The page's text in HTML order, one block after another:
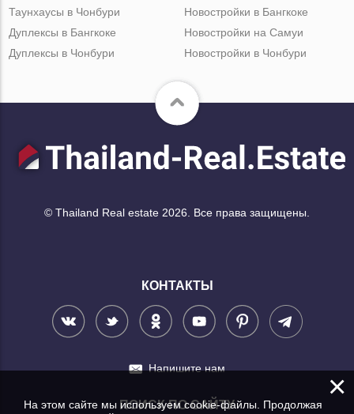
Таунхаусы в Чонбури
Дуплексы в Бангкоке
Дуплексы в Чонбури
Новостройки в Бангкоке
Новостройки на Самуи
Новостройки в Чонбури
© Thailand Real estate 2026. Все права защищены.
КОНТАКТЫ
Напишите нам
ПОИСК ПО САЙТУ
×
На этом сайте мы используем cookie-файлы. Продолжая